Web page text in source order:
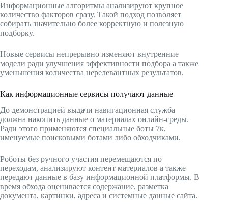
Информационные алгоритмы анализируют крупное
количество факторов сразу. Такой подход позволяет
собирать значительно более корректную и полезную
подборку.
Новые сервисы непрерывно изменяют внутренние
модели ради улучшения эффективности подбора а также
уменьшения количества нерелевантных результатов.
Как информационные сервисы получают данные
До демонстрацией выдачи навигационная служба
должна накопить данные о материалах онлайн-среды.
Ради этого применяются специальные боты 7к,
именуемые поисковыми ботами либо обходчиками.
Роботы без ручного участия перемещаются по
переходам, анализируют контент материалов а также
передают данные в базу информационной платформы. В
время обхода оценивается содержание, разметка
документа, картинки, адреса и системные данные сайта.